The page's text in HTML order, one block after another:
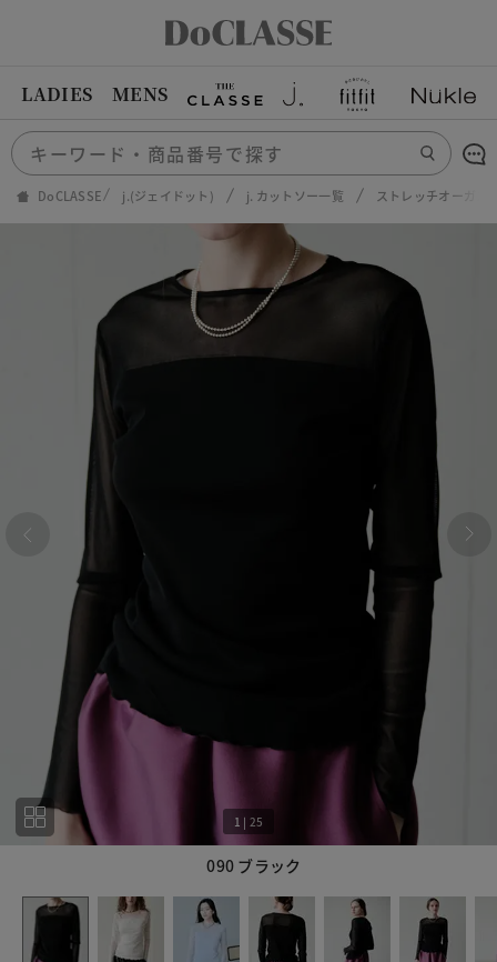
LADIES MENS
DoCLASSE j.(ジェイドット) j. カットソー一覧 ストレッチオーガン
090 ブラック
1 | 25